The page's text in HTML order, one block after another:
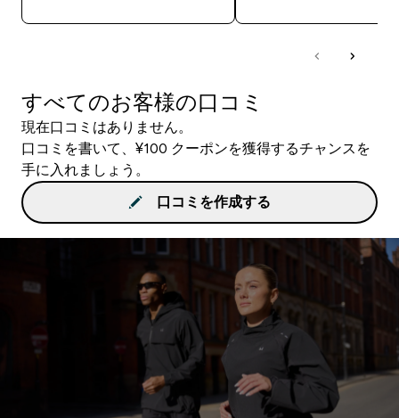
すべてのお客様の口コミ
現在口コミはありません。
口コミを書いて、¥100 クーポンを獲得するチャンスを
手に入れましょう。
口コミを作成する